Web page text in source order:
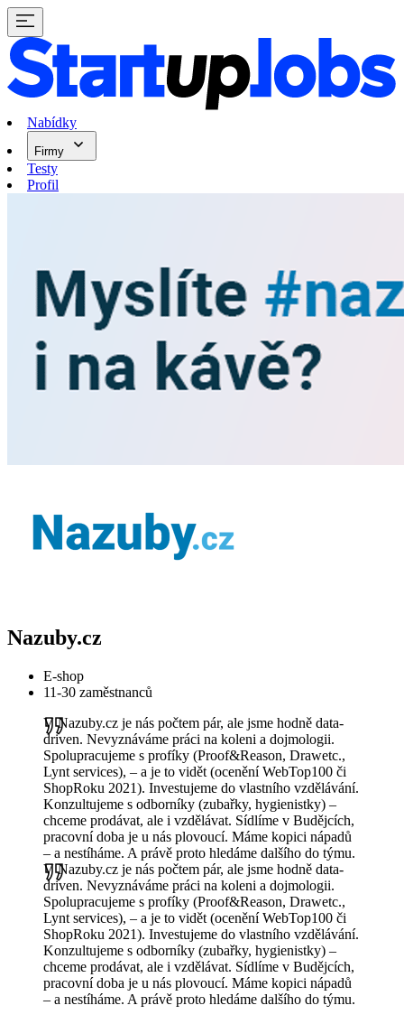
Nabídky
Firmy
Testy
Profil
Nazuby.cz
E-shop
11-30 zaměstnanců
V Nazuby.cz je nás počtem pár, ale jsme hodně data-
driven. Nevyznáváme práci na koleni a dojmologii.
Spolupracujeme s profíky (Proof&Reason, Drawetc.,
Lynt services), – a je to vidět (ocenění WebTop100 či
ShopRoku 2021). Investujeme do vlastního vzdělávání.
Konzultujeme s odborníky (zubařky, hygienistky) –
chceme prodávat, ale i vzdělávat. Sídlíme v Budějcích,
pracovní doba je u nás plovoucí. Máme kopici nápadů
– a nestíháme. A právě proto hledáme dalšího do týmu.
V Nazuby.cz je nás počtem pár, ale jsme hodně data-
driven. Nevyznáváme práci na koleni a dojmologii.
Spolupracujeme s profíky (Proof&Reason, Drawetc.,
Lynt services), – a je to vidět (ocenění WebTop100 či
ShopRoku 2021). Investujeme do vlastního vzdělávání.
Konzultujeme s odborníky (zubařky, hygienistky) –
chceme prodávat, ale i vzdělávat. Sídlíme v Budějcích,
pracovní doba je u nás plovoucí. Máme kopici nápadů
– a nestíháme. A právě proto hledáme dalšího do týmu.